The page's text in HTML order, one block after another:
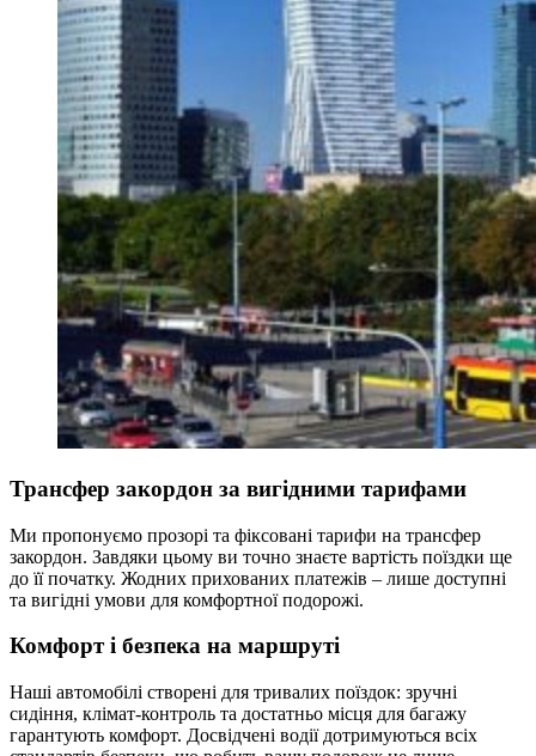
Трансфер закордон за вигідними тарифами
Ми пропонуємо прозорі та фіксовані тарифи на трансфер
закордон. Завдяки цьому ви точно знаєте вартість поїздки ще
до її початку. Жодних прихованих платежів – лише доступні
та вигідні умови для комфортної подорожі.
Комфорт і безпека на маршруті
Наші автомобілі створені для тривалих поїздок: зручні
сидіння, клімат-контроль та достатньо місця для багажу
гарантують комфорт. Досвідчені водії дотримуються всіх